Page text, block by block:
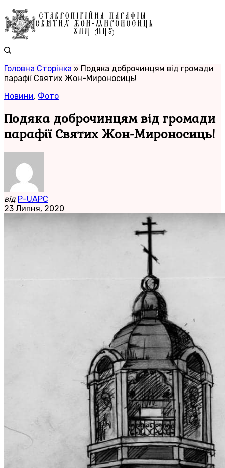
Головна Сторінка » Подяка доброчинцям від громади
парафії Святих Жон-Мироносиць!
Новини, Фото
Подяка доброчинцям від громади
парафії Святих Жон-Мироносиць!
від P-UAPC
23 Липня, 2020